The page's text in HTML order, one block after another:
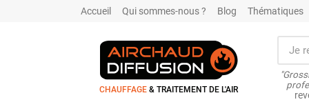
Accueil Qui sommes-nous ? Blog Thématiques
CHAUFFAGE & TRAITEMENT DE L'AIR